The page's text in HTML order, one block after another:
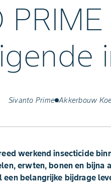
Sivanto Prime Akkerbouw
werkend insecticide
erwten, bonen en bijna
belangrijke bijdrage